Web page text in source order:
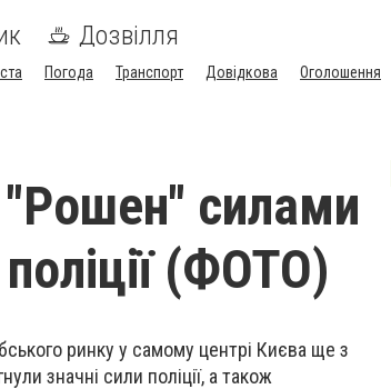
Дозвілля
Погода Транспорт Довідкова Оголошення
силами
поліції (ФОТО)
ринку у самому центрі Києва ще з
значні сили поліції, а також